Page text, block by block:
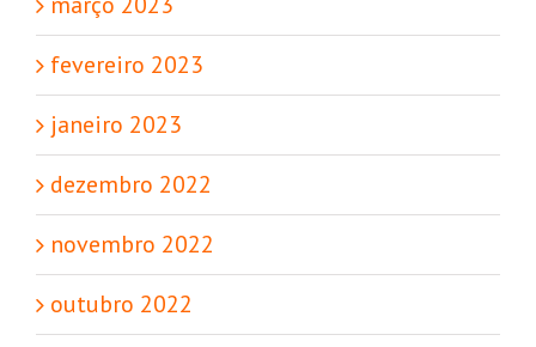
fevereiro 2023
janeiro 2023
dezembro 2022
novembro 2022
outubro 2022